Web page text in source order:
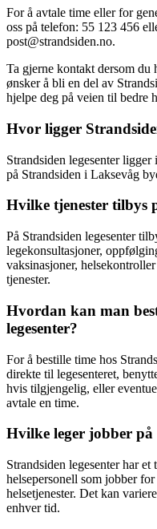
For å avtale time eller for
oss på telefon: 55 123 456
post@strandsiden.no.
Ta gjerne kontakt dersom du
ønsker å bli en del av
hjelpe deg på veien til bedre
Hvor ligger
Strandsiden legesenter
på Strandsiden i Laksevåg
Hvilke tjenester tilbys
På Strandsiden legesenter
legekonsultasjoner,
vaksinasjoner,
tjenester.
Hvordan kan man
legesenter?
For å bestille time hos
direkte til legesenteret,
hvis tilgjengelig, eller
avtale en time.
Hvilke leger jobber på
Strandsiden legesenter har
helsepersonell som jobber
helsetjenester. Det kan
enhver tid.